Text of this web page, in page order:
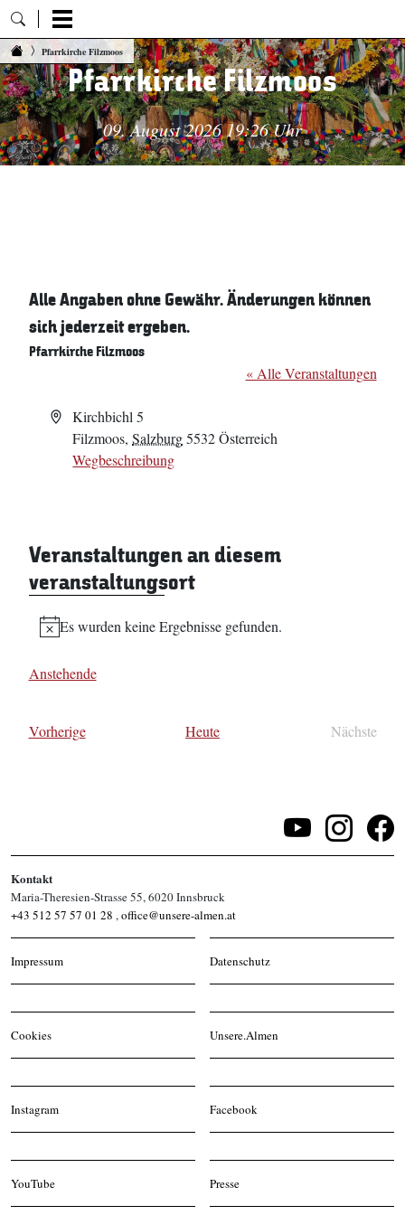
Zum Inhalt springen
Pfarrkirche Filzmoos
Pfarrkirche Filzmoos
09. August 2026 19:26 Uhr
Alle Angaben ohne Gewähr. Änderungen können
sich jederzeit ergeben.
Pfarrkirche Filzmoos
« Alle Veranstaltungen
AdresseKirchbichl 5
Filzmoos, Salzburg 5532 Österreich
Wegbeschreibung
Veranstaltungen an diesem
veranstaltungsort
Hinweis
Es wurden keine Ergebnisse gefunden.
Anstehende
VorherigeVeranstaltungen Heute
Nächste
Kontakt
Maria-Theresien-Strasse 55, 6020 Innsbruck
+43 512 57 57 01 28 ,office@unsere-almen.at
Impressum Datenschutz
Cookies Unsere.Almen
Instagram Facebook
YouTube Presse